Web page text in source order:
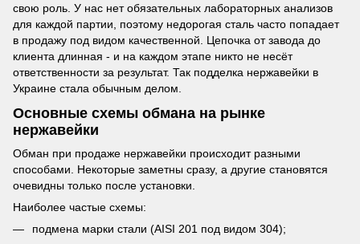
свою роль. У нас нет обязательных лабораторных анализов
для каждой партии, поэтому недорогая сталь часто попадает
в продажу под видом качественной. Цепочка от завода до
клиента длинная - и на каждом этапе никто не несёт
ответственности за результат. Так подделка нержавейки в
Украине стала обычным делом.
Основные схемы обмана на рынке
нержавейки
Обман при продаже нержавейки происходит разными
способами. Некоторые заметны сразу, а другие становятся
очевидны только после установки.
Наиболее частые схемы:
подмена марки стали (AISI 201 под видом 304);